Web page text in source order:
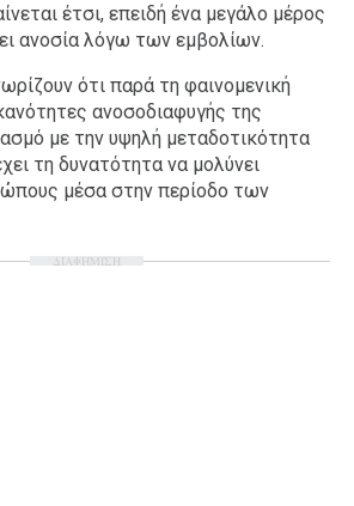
έτσι, επειδή ένα μεγάλο μέρος
ανοσία λόγω των εμβολίων.
ότι παρά τη φαινομενική
ανοσοδιαφυγής της
με την υψηλή μεταδοτικότητα
τη δυνατότητα να μολύνει
μέσα στην περίοδο των
ΔΙΑΦΗΜΙΣΗ